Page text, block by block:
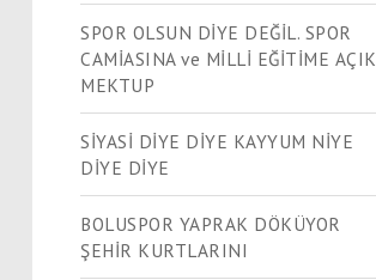
SPOR OLSUN DİYE DEĞİL. SPOR
CAMİASINA ve MİLLİ EĞİTİME AÇIK
MEKTUP
SİYASİ DİYE DİYE KAYYUM NİYE
DİYE DİYE
BOLUSPOR YAPRAK DÖKÜYOR
ŞEHİR KURTLARINI